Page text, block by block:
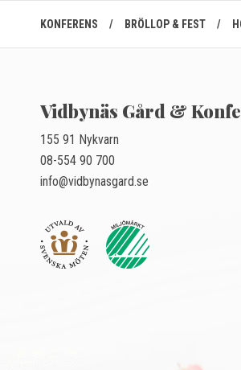
KONFERENS / BRÖLLOP & FEST /
Vidbynäs Gård &
155 91 Nykvarn
08-554 90 700
info@vidbynasgard.se